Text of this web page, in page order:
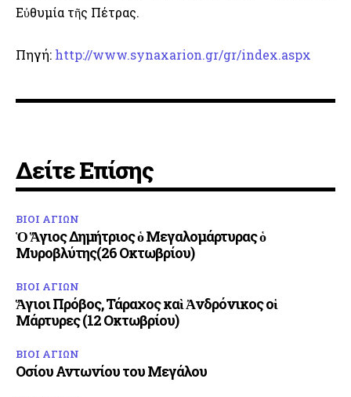
Εὐθυμία τῆς Πέτρας.
Πηγή: http://www.synaxarion.gr/gr/index.aspx
Δείτε Επίσης
ΒΙΟΙ ΑΓΙΩΝ
Ὁ Ἅγιος Δημήτριος ὁ Μεγαλομάρτυρας ὁ
Μυροβλύτης(26 Οκτωβρίου)
ΒΙΟΙ ΑΓΙΩΝ
Ἅγιοι Πρόβος, Τάραχος καὶ Ἀνδρόνικος οἱ
Μάρτυρες (12 Οκτωβρίου)
ΒΙΟΙ ΑΓΙΩΝ
Οσίου Αντωνίου του Μεγάλου